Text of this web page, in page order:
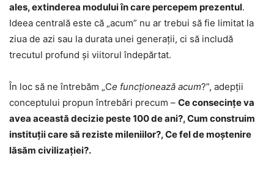
ales, extinderea modului în care percepem prezentul.
Ideea centrală este că „acum” nu ar trebui să fie limitat la
ziua de azi sau la durata unei generații, ci să includă
trecutul profund și viitorul îndepărtat.
În loc să ne întrebăm „Ce funcționează acum?”, adepții
conceptului propun întrebări precum – Ce consecințe va
avea această decizie peste 100 de ani?, Cum construim
instituții care să reziste mileniilor?, Ce fel de moștenire
lăsăm civilizației?.